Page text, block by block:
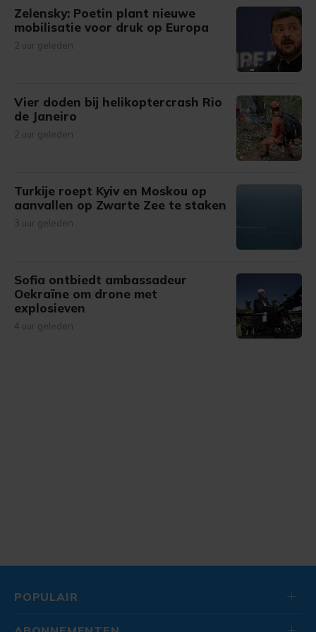
Zelensky: Poetin plant nieuwe
mobilisatie voor druk op Europa
2 uur geleden
Vier doden bij helikoptercrash Rio
de Janeiro
2 uur geleden
Turkije roept Kyiv en Moskou op
aanvallen op Zwarte Zee te staken
3 uur geleden
Sofia ontbiedt ambassadeur
Oekraïne om drone met
explosieven
4 uur geleden
POPULAIR